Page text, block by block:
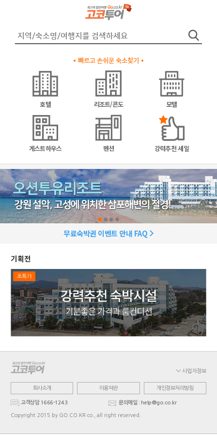
빠르고 손쉬운 숙소찾기
호텔 리조트/콘도 모텔
게스트하우스 펜션 강력추천 세일
무료숙박권 이벤트 안내 FAQ
기획전
초특가
사업자정보
회사소개 이용약관 개인정보처리방침
고객상담 1666-1243 문의메일 : help@go.co.kr
Copyright 2015 by GO.CO.KR co., all right reserved.